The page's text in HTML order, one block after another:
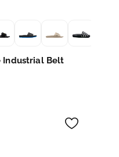
Industrial Belt